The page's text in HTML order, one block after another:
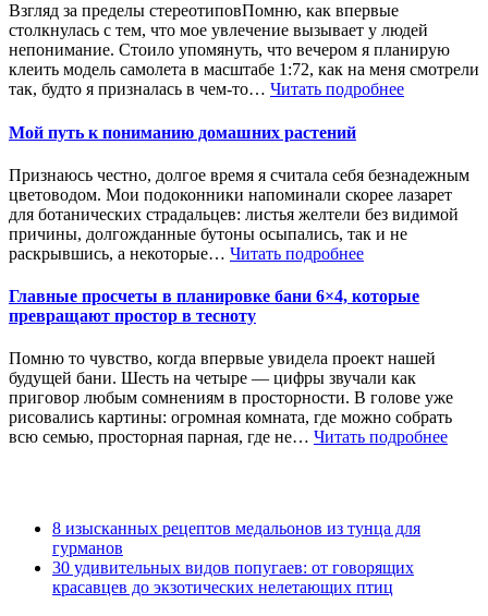
Взгляд за пределы стереотиповПомню, как впервые
столкнулась с тем, что мое увлечение вызывает у людей
непонимание. Стоило упомянуть, что вечером я планирую
клеить модель самолета в масштабе 1:72, как на меня смотрели
так, будто я призналась в чем-то… Читать подробнее
Мой путь к пониманию домашних растений
Признаюсь честно, долгое время я считала себя безнадежным
цветоводом. Мои подоконники напоминали скорее лазарет
для ботанических страдальцев: листья желтели без видимой
причины, долгожданные бутоны осыпались, так и не
раскрывшись, а некоторые… Читать подробнее
Главные просчеты в планировке бани 6×4, которые
превращают простор в тесноту
Помню то чувство, когда впервые увидела проект нашей
будущей бани. Шесть на четыре — цифры звучали как
приговор любым сомнениям в просторности. В голове уже
рисовались картины: огромная комната, где можно собрать
всю семью, просторная парная, где не… Читать подробнее
8 изысканных рецептов медальонов из тунца для
гурманов
30 удивительных видов попугаев: от говорящих
красавцев до экзотических нелетающих птиц